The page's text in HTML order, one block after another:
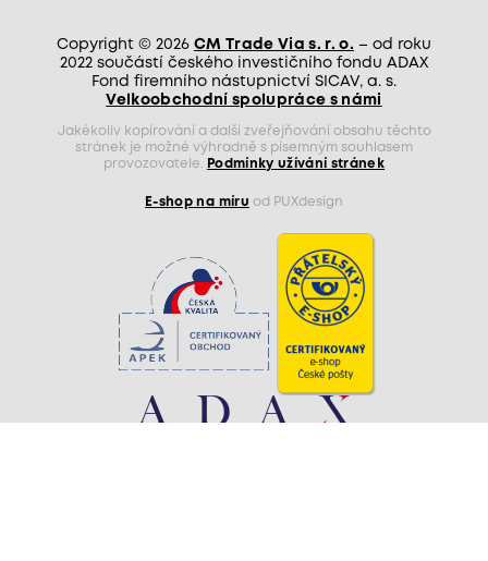
Copyright © 2026 CM Trade Via s. r. o. – od roku
2022 součástí českého investičního fondu ADAX
Fond firemního nástupnictví SICAV, a. s.
Velkoobchodní spolupráce s námi
Jakékoliv kopírování a další zveřejňování obsahu těchto
stránek je možné výhradně s písemným souhlasem
provozovatele.
Podmínky užívání stránek
E-shop na míru od PUXdesign